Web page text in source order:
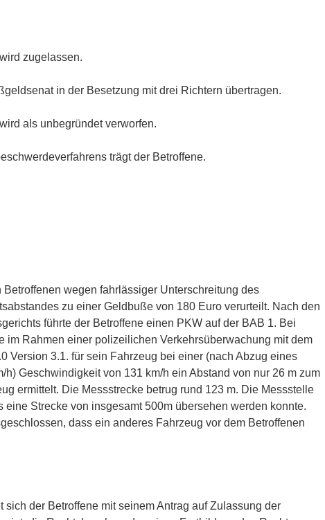
zugelassen.
in der Besetzung mit drei Richtern übertragen.
als unbegründet verworfen.
trägt der Betroffene.
Betroffenen wegen fahrlässiger Unterschreitung des
zu einer Geldbuße von 180 Euro verurteilt. Nach den
führte der Betroffene einen PKW auf der BAB 1. Bei
im Rahmen einer polizeilichen Verkehrsüberwachung mit dem
Version 3.1. für sein Fahrzeug bei einer (nach Abzug eines
h) Geschwindigkeit von 131 km/h ein Abstand von nur 26 m zum
ermittelt. Die Messstrecke betrug rund 123 m. Die Messstelle
eine Strecke von insgesamt 500m übersehen werden konnte.
dass ein anderes Fahrzeug vor dem Betroffenen
sich der Betroffene mit seinem Antrag auf Zulassung der